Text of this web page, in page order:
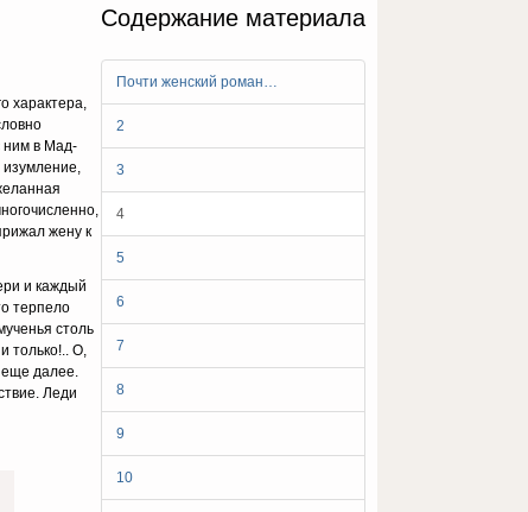
Содержание материала
Почти женский роман…
2
3
4
5
6
7
8
9
10
характера,
ним в Мад­
изумление,
жену к
и каждый
терпело
столь
толь­ко!.. О,
еще далее.
Леди